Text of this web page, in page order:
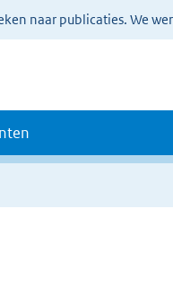
naar publicaties. We